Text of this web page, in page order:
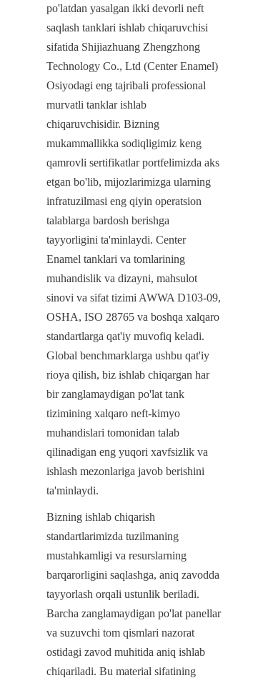
po'latdan yasalgan ikki devorli neft
saqlash tanklari ishlab chiqaruvchisi
sifatida Shijiazhuang Zhengzhong
Technology Co., Ltd (Center Enamel)
Osiyodagi eng tajribali professional
murvatli tanklar ishlab
chiqaruvchisidir. Bizning
mukammallikka sodiqligimiz keng
qamrovli sertifikatlar portfelimizda aks
etgan bo'lib, mijozlarimizga ularning
infratuzilmasi eng qiyin operatsion
talablarga bardosh berishga
tayyorligini ta'minlaydi. Center
Enamel tanklari va tomlarining
muhandislik va dizayni, mahsulot
sinovi va sifat tizimi AWWA D103-09,
OSHA, ISO 28765 va boshqa xalqaro
standartlarga qat'iy muvofiq keladi.
Global benchmarklarga ushbu qat'iy
rioya qilish, biz ishlab chiqargan har
bir zanglamaydigan po'lat tank
tizimining xalqaro neft-kimyo
muhandislari tomonidan talab
qilinadigan eng yuqori xavfsizlik va
ishlash mezonlariga javob berishini
ta'minlaydi.
Bizning ishlab chiqarish
standartlarimizda tuzilmaning
mustahkamligi va resurslarning
barqarorligini saqlashga, aniq zavodda
tayyorlash orqali ustunlik beriladi.
Barcha zanglamaydigan po'lat panellar
va suzuvchi tom qismlari nazorat
ostidagi zavod muhitida aniq ishlab
chiqariladi. Bu material sifatining